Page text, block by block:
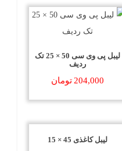
لیبل پی وی سی 50 × 25 تک
ردیف
204,000تومان
لیبل کاغذی 45 × 15